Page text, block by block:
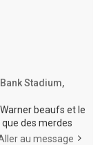
Stadium,
beaufs et le
des merdes
au message